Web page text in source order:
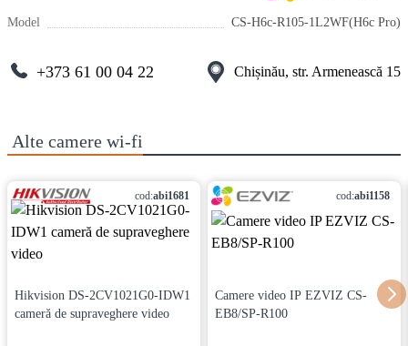
Model CS-H6c-R105-1L2WF(H6c Pro)
+373 61 00 04 22 Chișinău, str. Armenească 15
Alte camere wi-fi
cod:abi1681
Hikvision DS-2CV1021G0-IDW1
cameră de supraveghere video
cod:abi1158
Camere video IP EZVIZ CS-
EB8/SP-R100